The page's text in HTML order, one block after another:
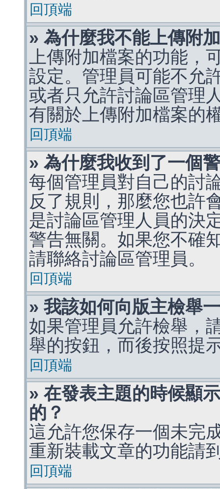
回頂端
» 為什麼我不能上傳附
上傳附加檔案的功能，
設定。管理員可能不允
或者只允許討論區管理
有關於上傳附加檔案的
回頂端
» 為什麼我收到了一個
每個管理員對自己的討
反了規則，那麼您也許
是討論區管理人員的決
警告無關。如果您不確
請聯絡討論區管理員。
回頂端
» 我該如何向版主檢舉
如果管理員允許檢舉，
舉的按鈕，而後按照提
回頂端
» 在發表主題的時候顯
的？
這允許您保存一個未完
重新裝載文章的功能請
回頂端